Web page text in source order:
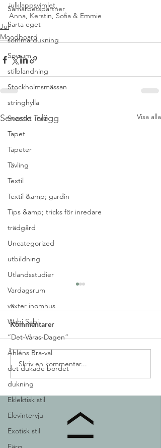
Samarbetspartner
Sarta eget
sommardukning
Sovrum
stilblandning
Stockholmsmässan
stringhylla
Svenskt Tenn
Tapet
Tapeter
Tävling
Textil
Textil &amp; gardin
Tips &amp; tricks för inredare
trädgård
Uncategorized
utbildning
Utlandsstudier
Vardagsrum
växter inomhus
Wabi Sabi
”Det-Våras-Dagen”
Åhléns Bra-val
det dukade bordet
dukning
Eklektisk stil
Elevintervju
Exotisk stil
julklappsvimlet,
Anna, Kerstin, Sofia & Emmie
Jul
Moodboard
Senaste inlägg Visa alla
Min drömjul enligt Guldan
Kommentarer
Skriv en kommentar...